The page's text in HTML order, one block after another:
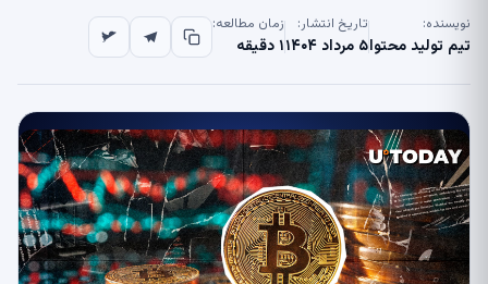
نویسنده:
تیم تولید محتوا
تاریخ انتشار:
۵ مرداد ۱۴۰۴
زمان مطالعه:
۱ دقیقه